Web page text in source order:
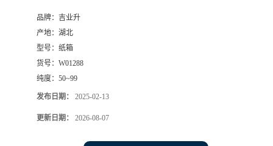
品牌： 吉业升
产地： 湖北
型号： 纸箱
货号： W01288
纯度： 50~99
发布日期： 2025-02-13
更新日期： 2026-08-07